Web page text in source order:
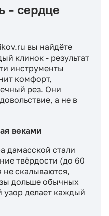
- сердце
вы найдёте
клинок - результат
инструменты
комфорт,
рез. Они
а не в
веками
дамасской стали
твёрдости (до 60
не скалываются,
дольше обычных
узор делает каждый